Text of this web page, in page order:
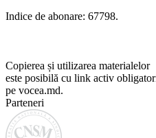
Indice de abonare: 67798.
Copierea și utilizarea materialelor
este posibilă cu link activ
pe vocea.md.
Parteneri